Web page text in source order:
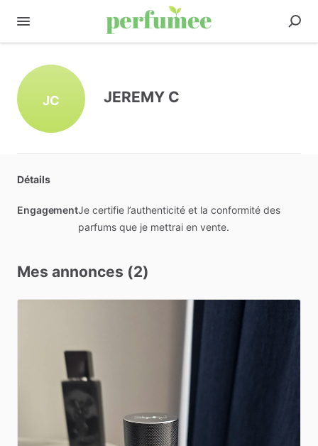
JC JEREMY C
Détails
EngagementJe certifie l’authenticité et la conformité des
parfums que je mettrai en vente.
Mes annonces (2)